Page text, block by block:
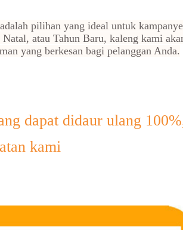
adalah pilihan yang ideal untuk kampanye
atau Tahun Baru, kaleng kami
yang berkesan bagi pelanggan Anda.
dapat didaur ulang
kami